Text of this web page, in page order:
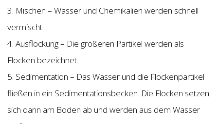
3. Mischen – Wasser und Chemikalien werden schnell
vermischt.
4. Ausflockung – Die größeren Partikel werden als
Flocken bezeichnet.
5. Sedimentation – Das Wasser und die Flockenpartikel
fließen in ein Sedimentationsbecken. Die Flocken setzen
sich dann am Boden ab und werden aus dem Wasser